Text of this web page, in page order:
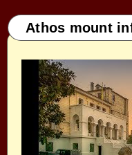
Athos mount